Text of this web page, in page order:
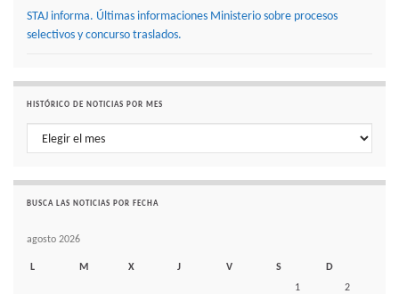
STAJ informa. Últimas informaciones Ministerio sobre procesos
selectivos y concurso traslados.
HISTÓRICO DE NOTICIAS POR MES
Histórico de noticias por mes
BUSCA LAS NOTICIAS POR FECHA
agosto 2026
L M X J V S
D
1
2